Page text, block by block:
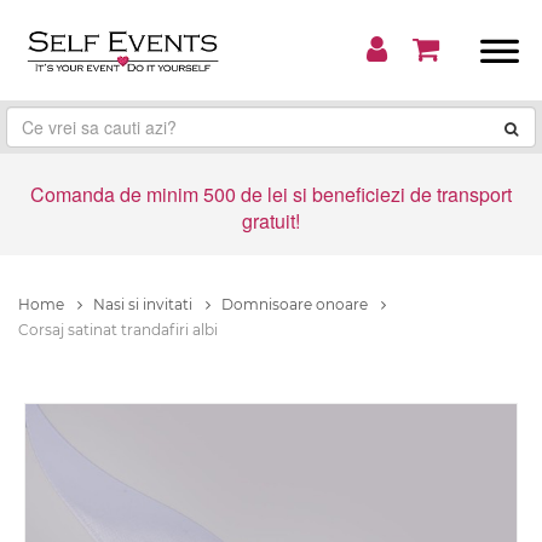
Comanda de minim 500 de lei si beneficiezi de transport
gratuit!
Home Nasi si invitati
Domnisoare onoare
Corsaj satinat trandafiri albi